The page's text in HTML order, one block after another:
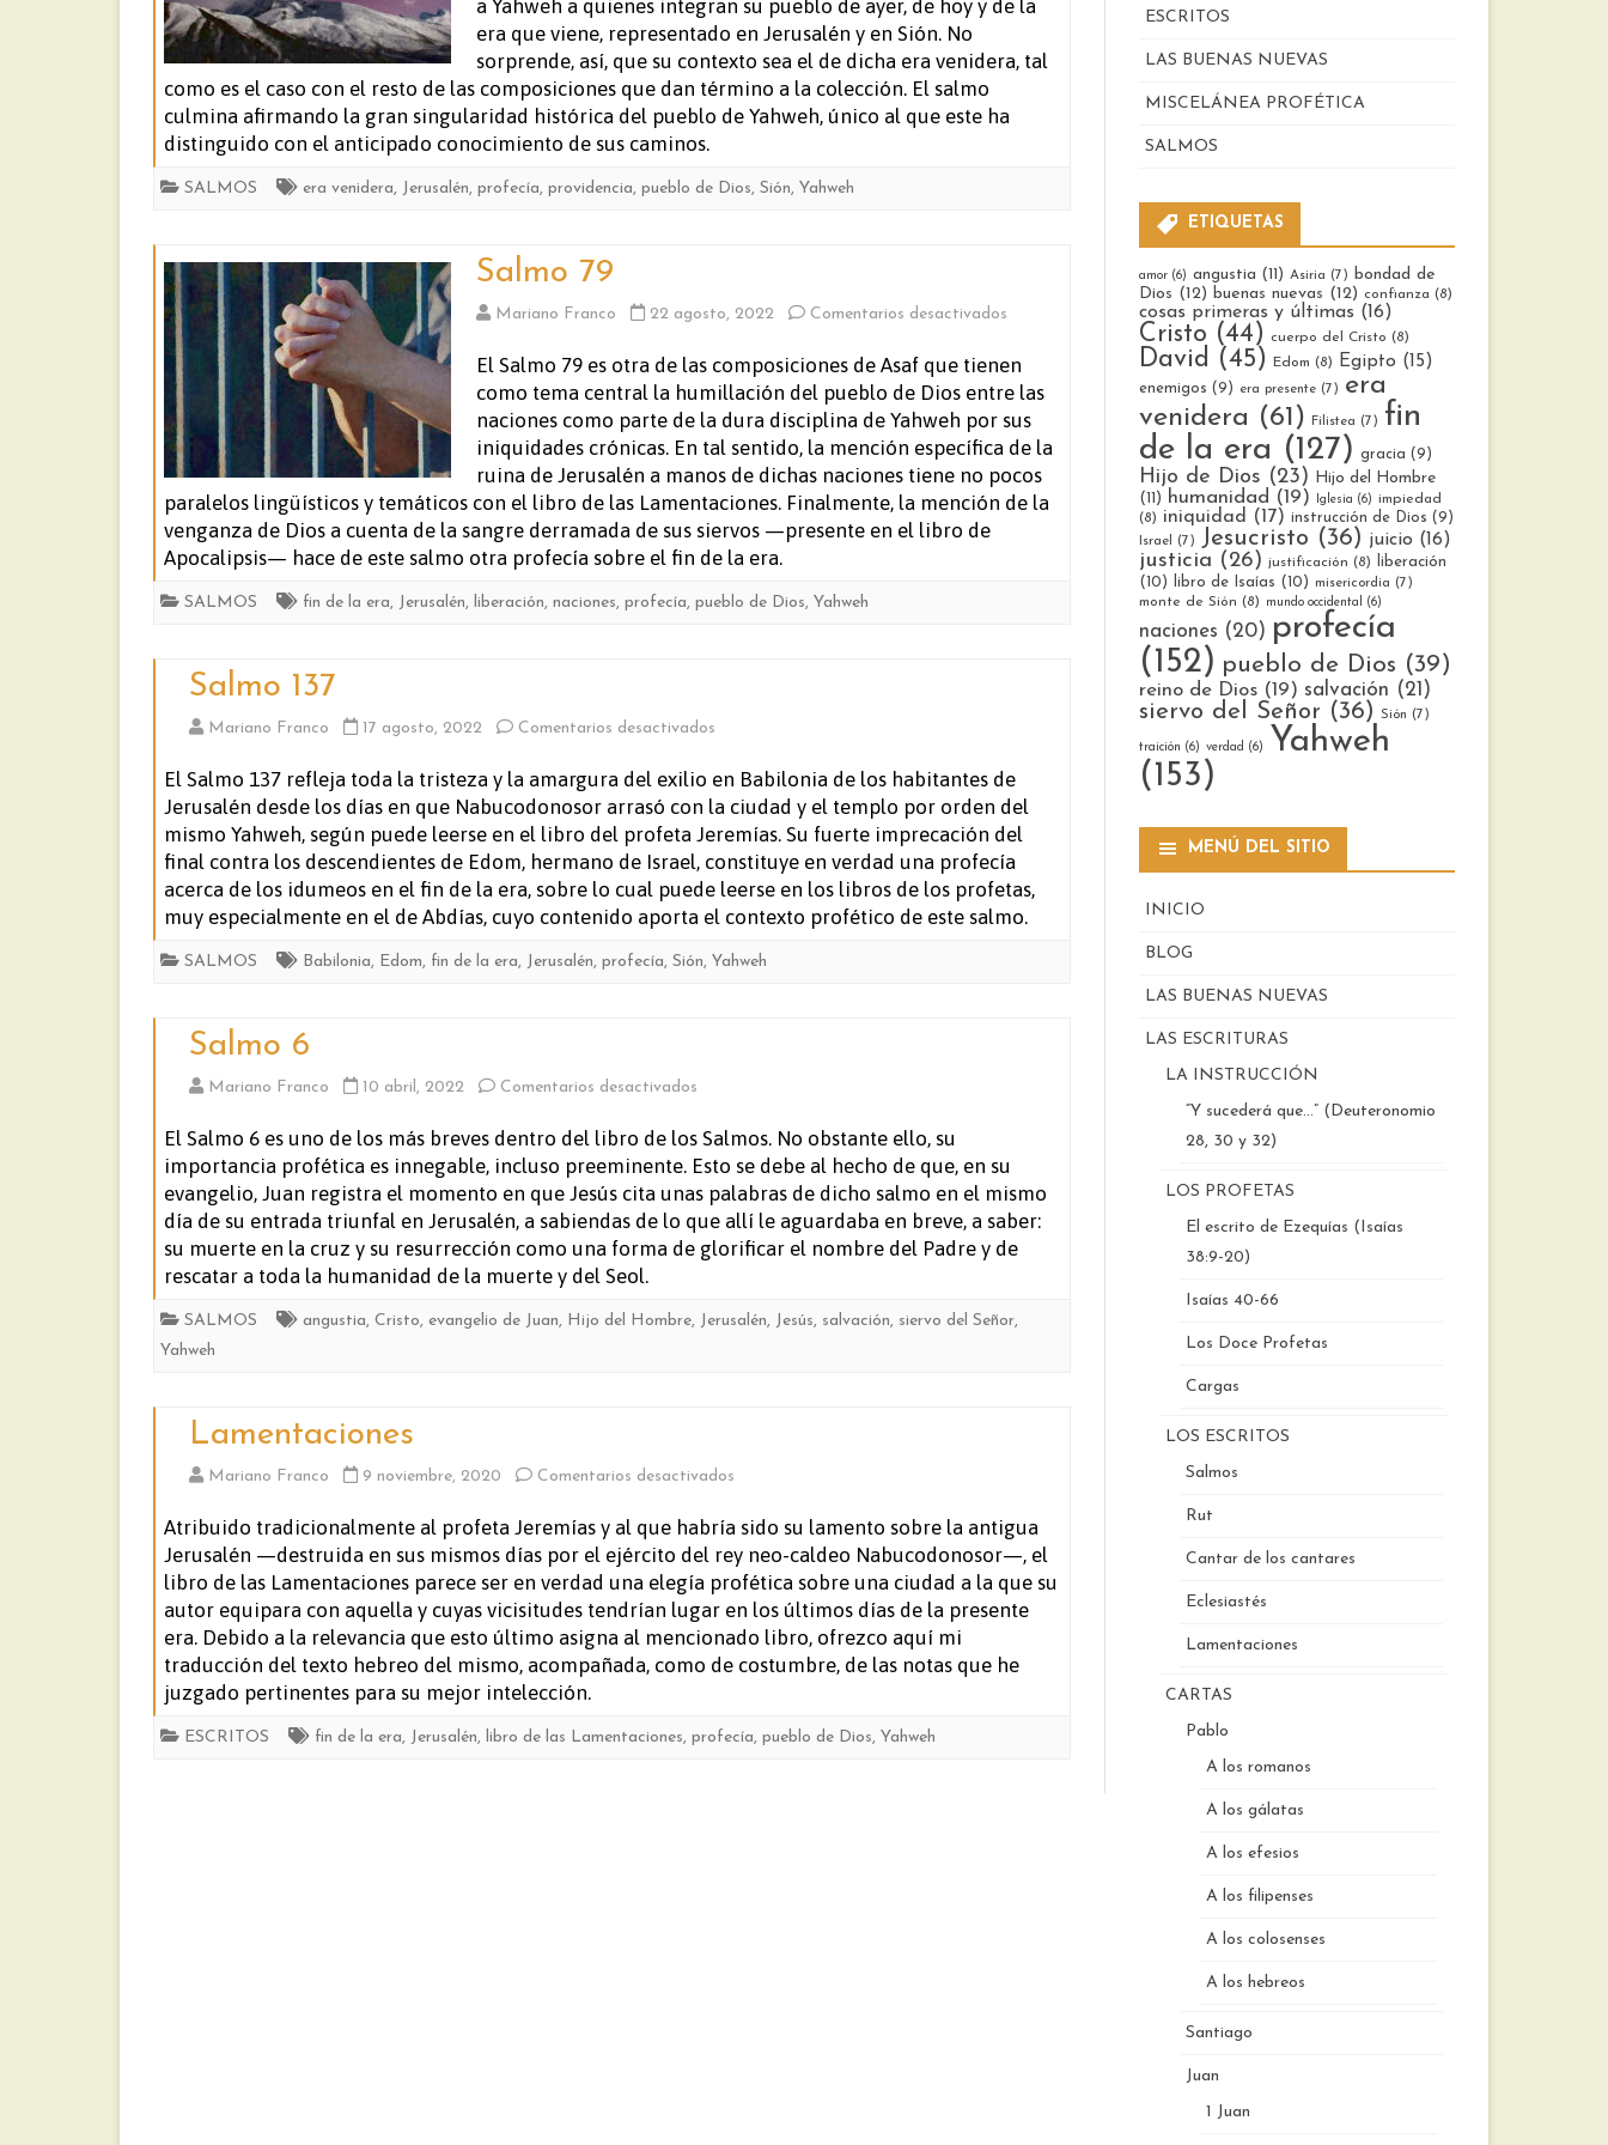
a Yahweh a quienes integran su pueblo de ayer, de hoy y de la
era que viene, representado en Jerusalén y en Sión. No
sorprende, así, que su contexto sea el de dicha era venidera, tal
como es el caso con el resto de las composiciones que dan término a la colección. El salmo
culmina afirmando la gran singularidad histórica del pueblo de Yahweh, único al que este ha
distinguido con el anticipado conocimiento de sus caminos.
SALMOS era venidera, Jerusalén, profecía, providencia, pueblo de Dios, Sión, Yahweh
Salmo 79
Mariano Franco 22 agosto, 2022 Comentarios desactivados
79
El Salmo 79 es otra de las composiciones de Asaf que tienen
como tema central la humillación del pueblo de Dios entre las
naciones como parte de la dura disciplina de Yahweh por sus
iniquidades crónicas. En tal sentido, la mención específica de la
ruina de Jerusalén a manos de dichas naciones tiene no pocos
paralelos lingüísticos y temáticos con el libro de las Lamentaciones. Finalmente, la mención de la
venganza de Dios a cuenta de la sangre derramada de sus siervos —presente en el libro de
Apocalipsis— hace de este salmo otra profecía sobre el fin de la era.
SALMOS fin de la era, Jerusalén, liberación, naciones, profecía, pueblo de Dios, Yahweh
Salmo 137
Mariano Franco 17 agosto, 2022 Comentarios desactivados
Salmo
137
El Salmo 137 refleja toda la tristeza y la amargura del exilio en Babilonia de los habitantes de
Jerusalén desde los días en que Nabucodonosor arrasó con la ciudad y el templo por orden del
mismo Yahweh, según puede leerse en el libro del profeta Jeremías. Su fuerte imprecación del
final contra los descendientes de Edom, hermano de Israel, constituye en verdad una profecía
acerca de los idumeos en el fin de la era, sobre lo cual puede leerse en los libros de los profetas,
muy especialmente en el de Abdías, cuyo contenido aporta el contexto profético de este salmo.
SALMOS Babilonia, Edom, fin de la era, Jerusalén, profecía, Sión, Yahweh
Salmo 6
Mariano Franco 10 abril, 2022 Comentarios desactivados
Salmo
6
El Salmo 6 es uno de los más breves dentro del libro de los Salmos. No obstante ello, su
importancia profética es innegable, incluso preeminente. Esto se debe al hecho de que, en su
evangelio, Juan registra el momento en que Jesús cita unas palabras de dicho salmo en el mismo
día de su entrada triunfal en Jerusalén, a sabiendas de lo que allí le aguardaba en breve, a saber:
su muerte en la cruz y su resurrección como una forma de glorificar el nombre del Padre y de
rescatar a toda la humanidad de la muerte y del Seol.
SALMOS angustia, Cristo, evangelio de Juan, Hijo del Hombre, Jerusalén, Jesús, salvación, siervo del Señor,
Yahweh
Lamentaciones
Mariano Franco 9 noviembre, 2020 Comentarios desactivados
Lamentaciones
Atribuido tradicionalmente al profeta Jeremías y al que habría sido su lamento sobre la antigua
Jerusalén —destruida en sus mismos días por el ejército del rey neo-caldeo Nabucodonosor—, el
libro de las Lamentaciones parece ser en verdad una elegía profética sobre una ciudad a la que su
autor equipara con aquella y cuyas vicisitudes tendrían lugar en los últimos días de la presente
era. Debido a la relevancia que esto último asigna al mencionado libro, ofrezco aquí mi
traducción del texto hebreo del mismo, acompañada, como de costumbre, de las notas que he
juzgado pertinentes para su mejor intelección.
ESCRITOS fin de la era, Jerusalén, libro de las Lamentaciones, profecía, pueblo de Dios, Yahweh
ESCRITOS
LAS BUENAS NUEVAS
MISCELÁNEA PROFÉTICA
SALMOS
ETIQUETAS
amor(6) angustia (11) Asiria (7) bondad de
Dios (12) buenas nuevas (12) confianza (8)
cosas primeras y últimas (16)
Cristo (44) cuerpo del Cristo (8)
David (45) Edom (8) Egipto (15)
enemigos (9) era presente(7) era
venidera (61) Filistea (7) fin
de la era (127) gracia (9)
Hijo de Dios (23)
Hijo del Hombre
(11)
humanidad (19) Iglesia (6) impiedad
(8) iniquidad (17) instrucción de Dios (9)
Israel (7) Jesucristo (36) juicio (16)
justicia (26) justificación (8)
liberación
(10)
libro de Isaías (10) misericordia (7)
monte de Sión (8) mundo occidental (6)
naciones (20) profecía
(152) pueblo de Dios (39)
reino de Dios(19) salvación (21)
siervo del Señor (36) Sión (7)
traición (6) verdad (6)
Yahweh
(153)
MENÚ DEL SITIO
INICIO
BLOG
LAS BUENAS NUEVAS
LAS ESCRITURAS
LA INSTRUCCIÓN
“Y sucederá que…” (Deuteronomio
28, 30 y 32)
LOS PROFETAS
El escrito de Ezequías (Isaías
38:9-20)
Isaías 40-66
Los Doce Profetas
Cargas
LOS ESCRITOS
Salmos
Rut
Cantar de los cantares
Eclesiastés
Lamentaciones
CARTAS
Pablo
A los romanos
A los gálatas
A los efesios
A los filipenses
A los colosenses
A los hebreos
Santiago
Juan
1 Juan